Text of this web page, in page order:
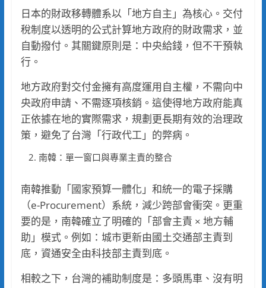
日本的財政移轉體系以「地方自主」為核心。交付
稅制度以透明的公式計算地方政府的財政需求，並
自動撥付。其關鍵原則是：中央給錢，但不干預執
行。
地方政府對交付金擁有高度運用自主權，不需向中
央政府申請、不需逐項核銷。這使得地方政府能真
正依據在地的實際需求，規劃更長期有效的治理政
策，避免了台灣「行政代工」的弊病。
南韓：單一窗口與專業主責的整合
南韓推動「國家預算一體化」和統一的電子採購
（e-Procurement）系統，減少跨部會衝突。更重
要的是，南韓確立了明確的「部會主責 × 地方輔
助」模式。例如：城市更新由國土交通部主責到
底，資通安全由科技部主責到底。
相較之下，台灣的補助制度是：多頭馬車、沒有明